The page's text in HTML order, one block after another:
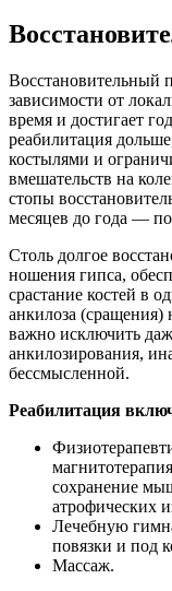
Восстановительный
зависимости от
время и достигает
реабилитация
костылями и
вмешательств на
стопы
месяцев до года —
Столь долгое
ношения гипса,
срастание костей в
анкилоза (сращения)
важно исключить
анкилозирования,
бессмысленной.
Реабилитация
сохранение
атрофических
Лечебную
повязки и под
Массаж.